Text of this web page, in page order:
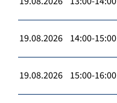
19.08.2026 14:00-15:00
19.08.2026 15:00-16:00